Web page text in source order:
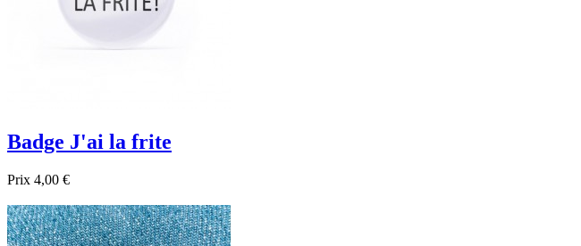
Badge J'ai la frite
Prix 4,00 €
Aperçu rapide